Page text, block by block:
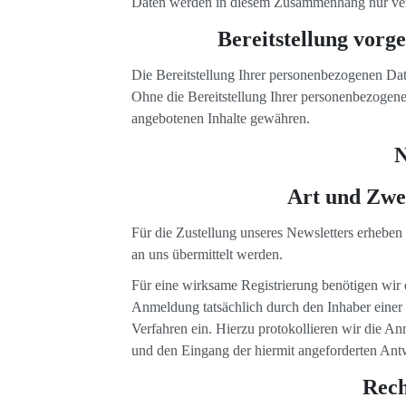
Bereitstellung
Die Bereitstellung Ihrer personenbezogenen
Ohne die Bereitstellung Ihrer
angebotenen Inhalte gewähren.
Art und
Für die Zustellung unseres Newsletters
an uns übermittelt werden.
Für eine wirksame Registrierung benötigen
Anmeldung tatsächlich durch den Inhaber
Verfahren ein. Hierzu protokollieren wir die
und den Eingang der hiermit angeforderten